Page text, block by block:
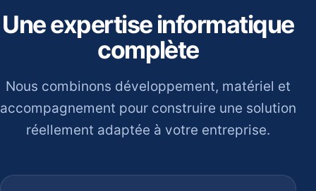
Une expertise informatique
complète
Nous combinons développement, matériel et
accompagnement pour construire une solution
réellement adaptée à votre entreprise.